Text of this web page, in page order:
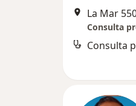
La Mar
Consulta
Consulta